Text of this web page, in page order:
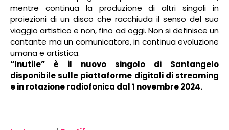
mentre continua la produzione di altri singoli in
proiezioni di un disco che racchiuda il senso del suo
viaggio artistico e non, fino ad oggi. Non si definisce un
cantante ma un comunicatore, in continua evoluzione
umana e artistica.
“Inutile” è il nuovo singolo di Santangelo
disponibile sulle piattaforme digitali di streaming
e in rotazione radiofonica dal 1 novembre 2024.